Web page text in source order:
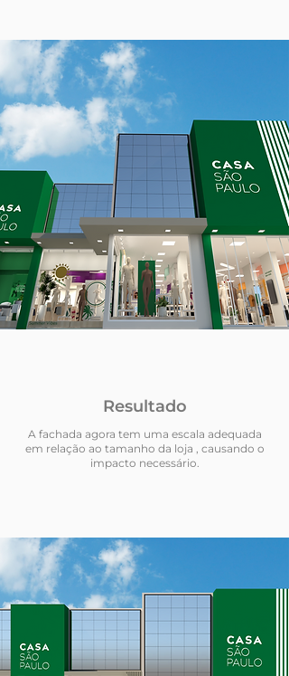
Resultado
A fachada agora tem uma escala adequada
em relação ao tamanho da loja , causando o
impacto necessário.